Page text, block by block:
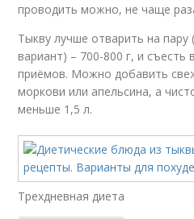
проводить можно, не чаще
Тыкву лучше отварить на
вариант) – 700-800 г, и съесть
приёмов. Можно добавить
моркови или апельсина, а
меньше 1,5 л.
Трехдневная диета